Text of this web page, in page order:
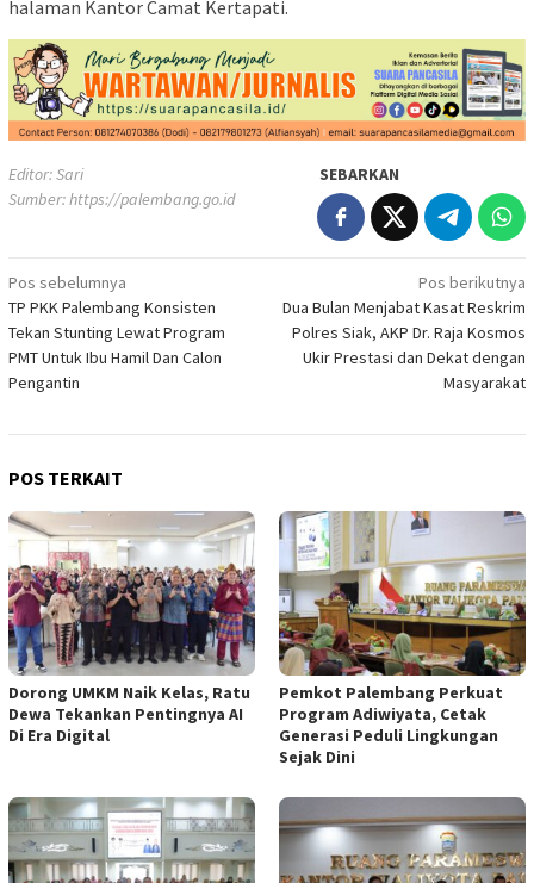
halaman Kantor Camat Kertapati.
Editor: Sari
Sumber:https://palembang.go.id
SEBARKAN
Navigasi
pos
Pos sebelumnya
TP PKK Palembang Konsisten
Tekan Stunting Lewat Program
PMT Untuk Ibu Hamil Dan Calon
Pengantin
Pos berikutnya
Dua Bulan Menjabat Kasat Reskrim
Polres Siak, AKP Dr. Raja Kosmos
Ukir Prestasi dan Dekat dengan
Masyarakat
POS TERKAIT
Dorong UMKM Naik Kelas, Ratu
Dewa Tekankan Pentingnya AI
Di Era Digital
Pemkot Palembang Perkuat
Program Adiwiyata, Cetak
Generasi Peduli Lingkungan
Sejak Dini